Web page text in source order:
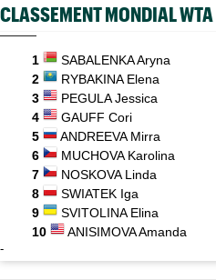
CLASSEMENT MONDIAL WTA
1 SABALENKA Aryna
2
RYBAKINA Elena
3
PEGULA Jessica
4
GAUFF Cori
5
ANDREEVA Mirra
6
MUCHOVA Karolina
7
NOSKOVA Linda
8
SWIATEK Iga
9
SVITOLINA Elina
10
ANISIMOVA Amanda
-